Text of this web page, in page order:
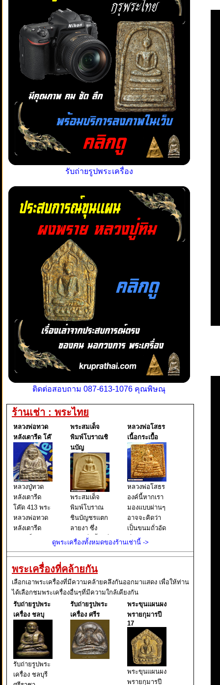
รับถ่ายรูปพระเครื่อง
ติดต่อสอบถาม 087-613-1076 คุณพิษณุ
ร้านเช่า : พระไทย
หลวงพ่อทวด
หลังเตารีด โค๊
หลวงปู่ทวด
หลังเตารีด
โค๊ด 413 พระ
หลวงพ่อทวด
หลังเตารีด
ธรรมดา ปี
๒๕๐๕ นับเป็น
พระยอดนิยม
อีกรุ่นหนึ่งใน
ตระกูล พระ
หลวงพ่อทวด
พระสมเด็จ
พิมพ์โบราณชิ
นบัญ
พระสมเด็จ
พิมพ์โบราณ
ชินบัญชรแตก
ลายงา ซึ่ง
เขียนชื่อนี้ไว้ที่
พระ และยังมี
เขียนต่อไปอีก
ว่า ผงเก่าสม
เด็จพุฒาจารย์
โต พรหมรังสี
มหาเถราจาร
ย์ แห่งกร
หลวงพ่อโสธร
เนื้อกระเบื้อ
หลวงพ่อโสธร
องค์นี้หากเรา
มองแบบผ่านๆ
อาจจะคิดว่า
เป็นขนมถั่วอัด
ที่เราเคยกิน
แล้วนั่นคือ
โสธร พิมพ์
หลังคา
กระเบื้องโบสถ์
ซึ่งหากเราใช้ว
ดูพระเครื่องทั้งหมดของร้านเช่านี้ ->
พระเครื่องที่คล้ายกัน
เลือกเอาพระเครื่องที่มีความคล้ายคลึงกันออกมาแสดง เพื่อให้ท่าน
ได้เลือกชมพระเครื่องอื่นๆที่มีความใกล้เคียงกัน
รับถ่ายรูปพระ
เครื่อง ชลบุ
รับถ่ายรูปพระ
เครื่อง ชลบุรี
รับถ่ายรูปพระ
เครื่อง ศรีร
พระขุนแผนผง
พรายกุมารปี
17
พระขุนแผนผง
พรายกุมารปี